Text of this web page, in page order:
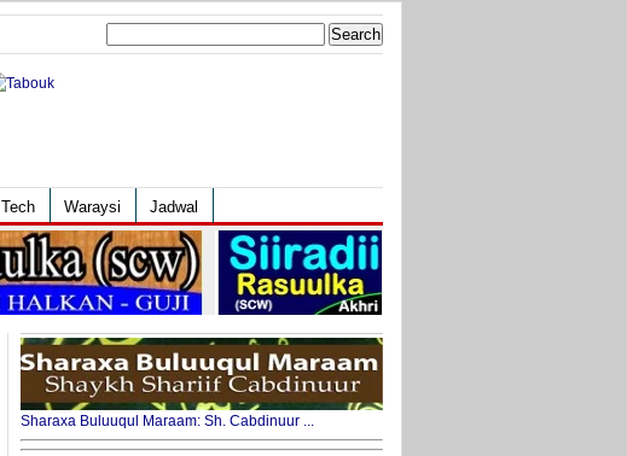
Tech Waraysi Jadwal
Sharaxa Buluuqul Maraam: Sh. Cabdinuur ...